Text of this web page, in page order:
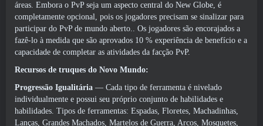
áreas. Embora o PvP seja um aspecto central do New Globe, é
completamente opcional, pois os jogadores precisam se sinalizar para
participar do PvP de mundo aberto.. Os jogadores são encorajados a
fazê-lo à medida que são aprovados 10 % experiência de benefício e a
capacidade de completar as atividades da facção PvP.
Recursos de truques do Novo Mundo:
Progressão Igualitária — Cada tipo de ferramenta é nivelado
individualmente e possui seu próprio conjunto de habilidades e
habilidades. Tipos de ferramentas: Espadas, Floretes, Machadinhas,
Lanças, Grandes Machados, Martelos de Guerra, Arcos, Mosquetes,